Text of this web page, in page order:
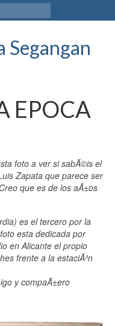
Segangan
EPOCA
foto a ver si sabÃ©is el
Zapata que parece ser
que es de los aÃ±os
es el tercero por la
esta dedicada por
en Alicante el propio
frente a la estaciÃ³n
y compaÃ±ero